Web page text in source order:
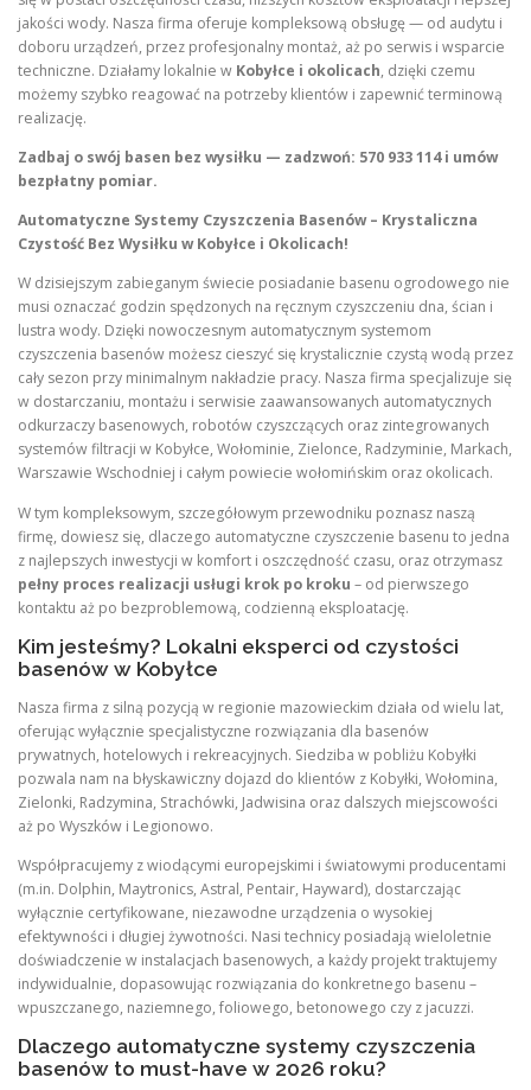
jakości wody. Nasza firma oferuje kompleksową obsługę — od audytu i
doboru urządzeń, przez profesjonalny montaż, aż po serwis i wsparcie
techniczne. Działamy lokalnie w Kobyłce i okolicach, dzięki czemu
możemy szybko reagować na potrzeby klientów i zapewnić terminową
realizację.
Zadbaj o swój basen bez wysiłku — zadzwoń: 570 933 114 i umów
bezpłatny pomiar.
Automatyczne Systemy Czyszczenia Basenów – Krystaliczna
Czystość Bez Wysiłku w Kobyłce i Okolicach!
W dzisiejszym zabieganym świecie posiadanie basenu ogrodowego nie
musi oznaczać godzin spędzonych na ręcznym czyszczeniu dna, ścian i
lustra wody. Dzięki nowoczesnym automatycznym systemom
czyszczenia basenów możesz cieszyć się krystalicznie czystą wodą przez
cały sezon przy minimalnym nakładzie pracy. Nasza firma specjalizuje się
w dostarczaniu, montażu i serwisie zaawansowanych automatycznych
odkurzaczy basenowych, robotów czyszczących oraz zintegrowanych
systemów filtracji w Kobyłce, Wołominie, Zielonce, Radzyminie, Markach,
Warszawie Wschodniej i całym powiecie wołomińskim oraz okolicach.
W tym kompleksowym, szczegółowym przewodniku poznasz naszą
firmę, dowiesz się, dlaczego automatyczne czyszczenie basenu to jedna
z najlepszych inwestycji w komfort i oszczędność czasu, oraz otrzymasz
pełny proces realizacji usługi krok po kroku – od pierwszego
kontaktu aż po bezproblemową, codzienną eksploatację.
Kim jesteśmy? Lokalni eksperci od czystości
basenów w Kobyłce
Nasza firma z silną pozycją w regionie mazowieckim działa od wielu lat,
oferując wyłącznie specjalistyczne rozwiązania dla basenów
prywatnych, hotelowych i rekreacyjnych. Siedziba w pobliżu Kobyłki
pozwala nam na błyskawiczny dojazd do klientów z Kobyłki, Wołomina,
Zielonki, Radzymina, Strachówki, Jadwisina oraz dalszych miejscowości
aż po Wyszków i Legionowo.
Współpracujemy z wiodącymi europejskimi i światowymi producentami
(m.in. Dolphin, Maytronics, Astral, Pentair, Hayward), dostarczając
wyłącznie certyfikowane, niezawodne urządzenia o wysokiej
efektywności i długiej żywotności. Nasi technicy posiadają wieloletnie
doświadczenie w instalacjach basenowych, a każdy projekt traktujemy
indywidualnie, dopasowując rozwiązania do konkretnego basenu –
wpuszczanego, naziemnego, foliowego, betonowego czy z jacuzzi.
Dlaczego automatyczne systemy czyszczenia
basenów to must-have w 2026 roku?